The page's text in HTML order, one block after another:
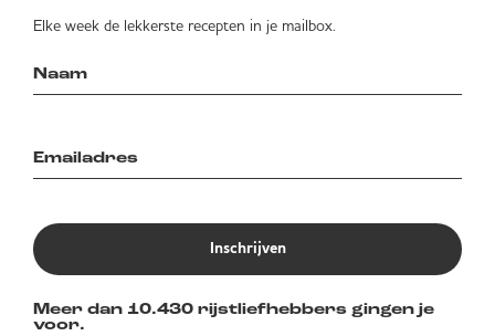
Elke week de lekkerste recepten in je mailbox.
Inschrijven
Meer dan 10.430 rijstliefhebbers gingen je
voor.